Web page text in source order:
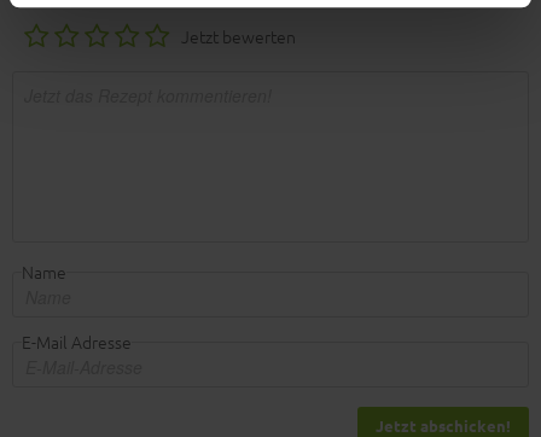
Jetzt bewerten
Name
E-Mail Adresse
Jetzt abschicken!